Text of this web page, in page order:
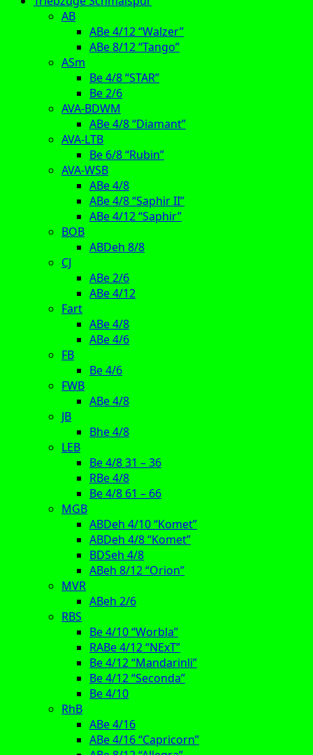
AB
ABe 4/12 “Walzer”
ABe 8/12 “Tango”
ASm
Be 4/8 “STAR”
Be 2/6
AVA-BDWM
ABe 4/8 “Diamant”
AVA-LTB
Be 6/8 “Rubin”
AVA-WSB
ABe 4/8
ABe 4/8 “Saphir II”
ABe 4/12 “Saphir”
BOB
ABDeh 8/8
CJ
ABe 2/6
ABe 4/12
Fart
ABe 4/8
ABe 4/6
FB
Be 4/6
FWB
ABe 4/8
JB
Bhe 4/8
LEB
Be 4/8 31 – 36
RBe 4/8
Be 4/8 61 – 66
MGB
ABDeh 4/10 “Komet”
ABDeh 4/8 “Komet”
BDSeh 4/8
ABeh 8/12 “Orion”
MVR
ABeh 2/6
RBS
Be 4/10 “Worbla”
RABe 4/12 “NExT”
Be 4/12 “Mandarinli”
Be 4/12 “Seconda”
Be 4/10
RhB
ABe 4/16
ABe 4/16 “Capricorn”